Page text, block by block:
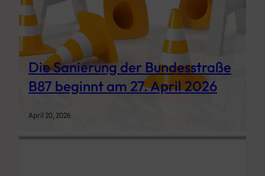
Die Sanierung der Bundesstraße
B87 beginnt am 27. April 2026
April 20, 2026